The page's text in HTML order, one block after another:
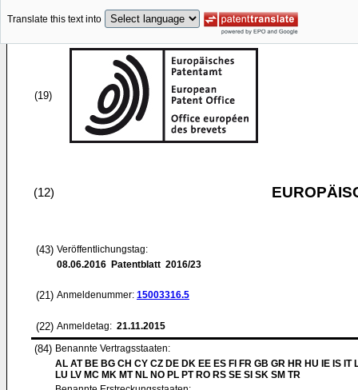
Translate this text into
(19)
(12)
(43) Veröffentlichungstag:
08.06.2016 Patentblatt 2016/23
(21) Anmeldenummer: 15003316.5
(22) Anmeldetag: 21.11.2015
(84) Benannte Vertragsstaaten:
AL AT BE BG CH CY CZ DE DK EE ES FI FR GB GR HR HU IE IS IT
LU LV MC MK MT NL NO PL PT RO RS SE SI SK SM TR